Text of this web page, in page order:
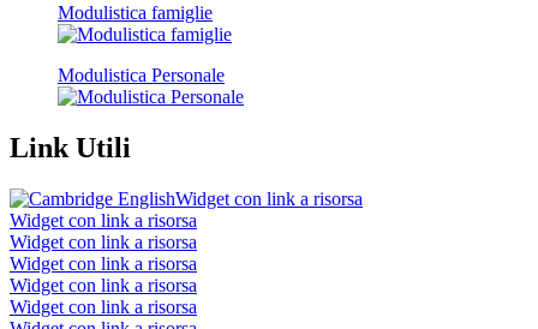
Modulistica famiglie
Modulistica Personale
Link Utili
Widget con link a risorsa
Widget con link a risorsa
Widget con link a risorsa
Widget con link a risorsa
Widget con link a risorsa
Widget con link a risorsa